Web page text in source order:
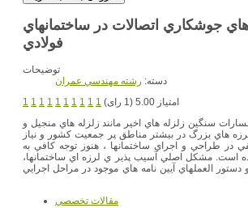
جوشكاري اتصالات در ساختمانهاي
فولادي
توضیحات
دسته: رشته مهندسي عمران
1 1 1 1 1 1 1 1 1 1
امتیاز 5.00 (1 رای)
سنگين زلزله هاي اخير مانند زلزله هاي منجيل و
هاي بزرگ در بيشتر مناطق پر جمعيت كشور و نياز
در طراحي و اجراي ساختمانها ، هنوز توجه كافي به
مشكل اصلي آسيب پذير ي لرزه اي ساختمانها،
العملهاي آيين نامه هاي موجود در مراحل اجرايي
مقالات تخصصي